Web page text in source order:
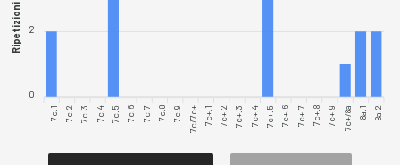
2
0
Ripetizioni
7c.1 7c.2 7c.3 7c.4 7c.5 7c.6 7c.7 7c.8 7c.9 7c/7c+ 7c+.1 7c+.2 7c+.3 7c+.4 7c+.5 7c+.6 7c+.7 7c+.8 7c+.9 7c+/8a 8a.1 8a.2